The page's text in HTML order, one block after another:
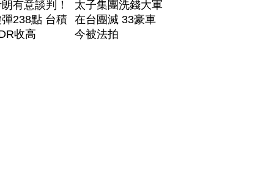
有意談判！
238點 台積
收高
太子集團洗錢大軍
在台團滅 33豪車
今被法拍